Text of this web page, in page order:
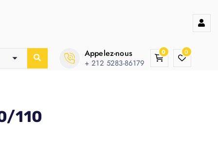
Appelez-nous
+ 212 5283-86179
0 0
110